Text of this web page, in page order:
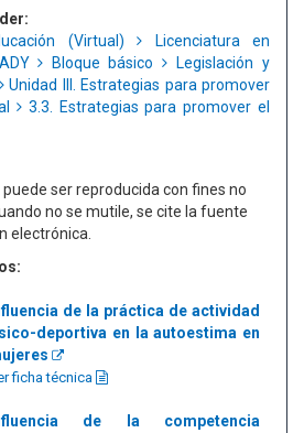
(Virtual)
Licenciatura en
Bloque básico
Legislación y
Unidad III. Estrategias para promover
3.3. Estrategias para promover el
ser reproducida con fines no
no se mutile, se cite la fuente
electrónica.
de la práctica de actividad
deportiva en la autoestima en
ficha técnica
de la competencia